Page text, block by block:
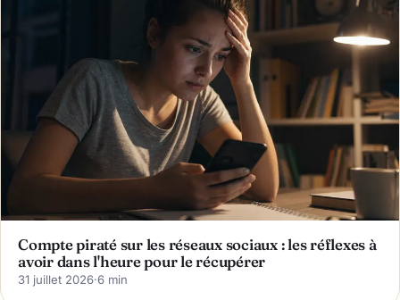
Compte piraté sur les réseaux sociaux : les réflexes à
avoir dans l'heure pour le récupérer
31 juillet 2026·6 min